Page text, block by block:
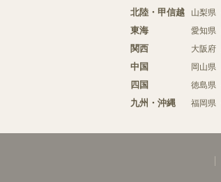
北陸・甲信越 山梨県
東海 愛知県
関西 大阪府
中国 岡山県
四国 徳島県
九州・沖縄 福岡県